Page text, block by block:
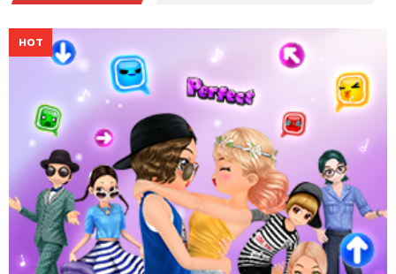
เกมแดนซ์ออนไลน์สุดฮิตอันดับ 1 ของเมืองไทย เต้นมันส์กับเพลงโปรด
จากศิลปินดังได้ตลอด 24 ชั่วโมง
Website
Download